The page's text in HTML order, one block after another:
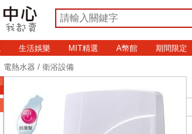
生活娛樂 MIT精選 A幣館 期間限定
電熱水器 / 衛浴設備